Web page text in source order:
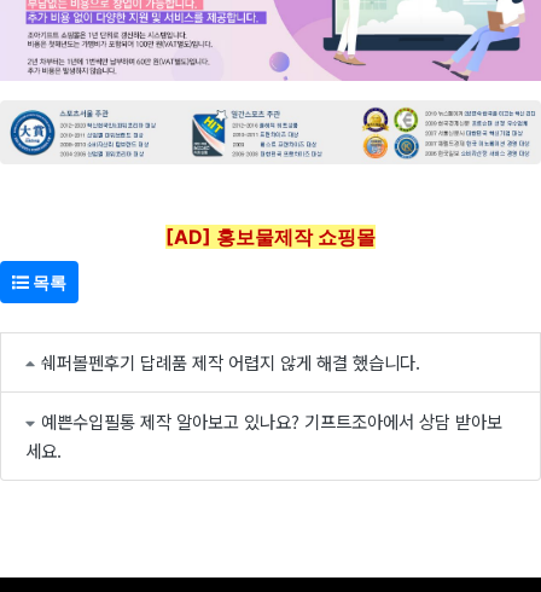
[AD] 홍보물제작 쇼핑몰
목록
쉐퍼볼펜후기 답례품 제작 어렵지 않게 해결 했습니다.
예쁜수입필통 제작 알아보고 있나요? 기프트조아에서 상담 받아보
세요.